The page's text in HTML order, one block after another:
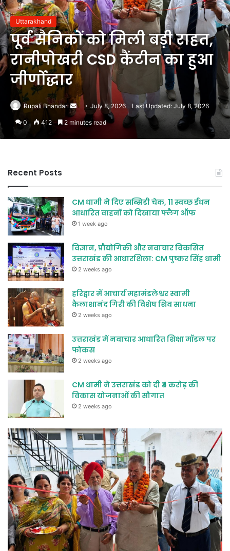
Uttarakhand
पूर्व सैनिकों को मिली बड़ी राहत,
रानीपोखरी CSD कैंटीन का हुआ
जीर्णोद्धार
Rupali Bhandari
Send
an
July 8, 2026 Last Updated: July 8, 2026
0 412 2 minutes read
Recent Posts
CM धामी ने दिए सब्सिडी चेक, 11 स्वच्छ ईंधन
आधारित वाहनों को दिखाया फ्लैग ऑफ
1 week ago
विज्ञान, प्रौद्योगिकी और नवाचार विकसित
उत्तराखंड की आधारशिला: CM पुष्कर सिंह धामी
2 weeks ago
हरिद्वार में आचार्य महामंडलेश्वर स्वामी
कैलाशानंद गिरी की विशेष शिव साधना
2 weeks ago
उत्तराखंड में नवाचार आधारित शिक्षा मॉडल पर
फोकस
2 weeks ago
CM धामी ने उत्तराखंड को दी ₹4 करोड़ की
विकास योजनाओं की सौगात
2 weeks ago